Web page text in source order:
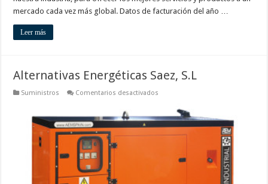
mercado cada vez más global. Datos de facturación del año …
Leer más
Alternativas Energéticas Saez, S.L
Suministros Comentarios desactivados
Energéticas
Saez,